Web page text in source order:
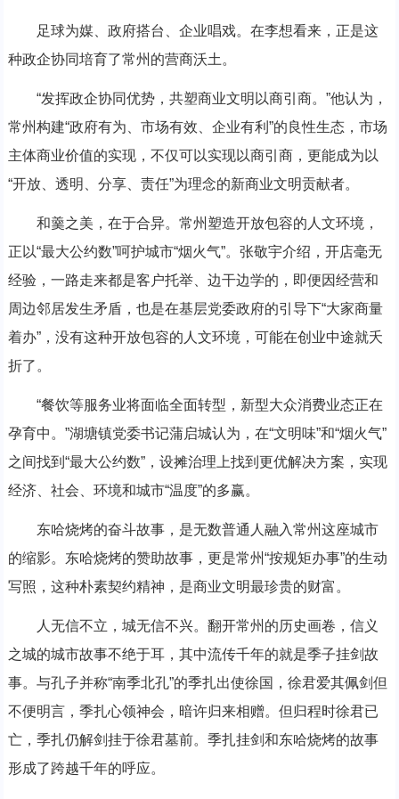
足球为媒、政府搭台、企业唱戏。在李想看来，正是这
种政企协同培育了常州的营商沃土。
“发挥政企协同优势，共塑商业文明以商引商。”他认为，
常州构建“政府有为、市场有效、企业有利”的良性生态，市场
主体商业价值的实现，不仅可以实现以商引商，更能成为以
“开放、透明、分享、责任”为理念的新商业文明贡献者。
和羹之美，在于合异。常州塑造开放包容的人文环境，
正以“最大公约数”呵护城市“烟火气”。张敬宇介绍，开店毫无
经验，一路走来都是客户托举、边干边学的，即便因经营和
周边邻居发生矛盾，也是在基层党委政府的引导下“大家商量
着办”，没有这种开放包容的人文环境，可能在创业中途就夭
折了。
“餐饮等服务业将面临全面转型，新型大众消费业态正在
孕育中。”湖塘镇党委书记蒲启城认为，在“文明味”和“烟火气”
之间找到“最大公约数”，设摊治理上找到更优解决方案，实现
经济、社会、环境和城市“温度”的多赢。
东哈烧烤的奋斗故事，是无数普通人融入常州这座城市
的缩影。东哈烧烤的赞助故事，更是常州“按规矩办事”的生动
写照，这种朴素契约精神，是商业文明最珍贵的财富。
人无信不立，城无信不兴。翻开常州的历史画卷，信义
之城的城市故事不绝于耳，其中流传千年的就是季子挂剑故
事。与孔子并称“南季北孔”的季扎出使徐国，徐君爱其佩剑但
不便明言，季扎心领神会，暗许归来相赠。但归程时徐君已
亡，季扎仍解剑挂于徐君墓前。季扎挂剑和东哈烧烤的故事
形成了跨越千年的呼应。